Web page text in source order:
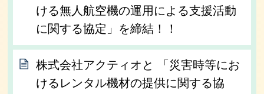
ける無人航空機の運用による支援活動
に関する協定」を締結！！
株式会社アクティオと 「災害時等にお
けるレンタル機材の提供に関する協